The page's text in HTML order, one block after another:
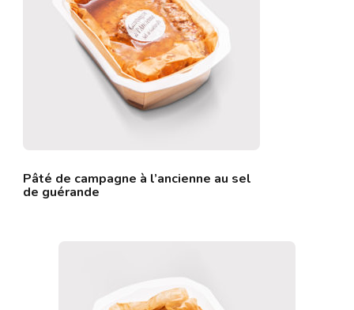
Pâté de campagne à l’ancienne au sel
de guérande